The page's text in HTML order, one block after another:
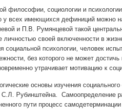
философии, социологии и
у всех имеющихся дефиниций можно
и П.В. Румянцевой такой
личностью своей включенности в
социальной психологии, человек
без которого не может достичь
утрачивает мотивацию к
основы изучения
Рубинштейна. Самоопределение
пути процесс